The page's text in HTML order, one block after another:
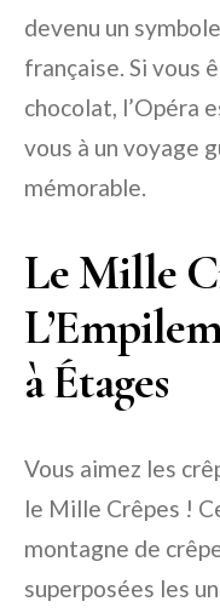
devenu un
française. Si vous
chocolat, l’Opéra
vous à un voyage
mémorable.
Le Mille
à Étages
Vous aimez les
le Mille Crêpes !
montagne de
superposées les